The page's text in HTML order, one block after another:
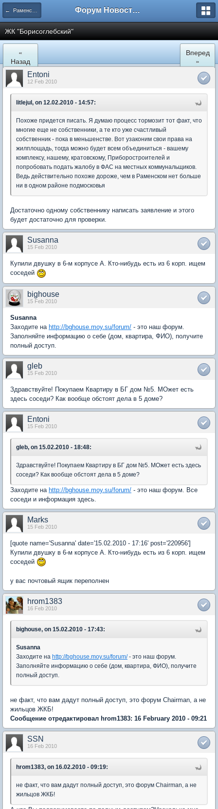
← Раменское Форум Новостройки
ЖК "Борисоглебский"
«
Назад
Вперед
»
Entoni
12 Feb 2010
litlejul, on 12.02.2010 - 14:57:
Похоже придется писать. Я думаю процесс тормозит тот факт, что
многие еще не собственники, а те кто уже счастливый
собственник - пока в меньшенстве. Вот узаконим свои права на
жилплощадь, тогда можно будет всем объединиться - вашему
комплексу, нашему, кратовскому, Приборостроителей и
попробовать подать жалобу в ФАС на местных коммунальщиков.
Ведь действительно похоже дороже, чем в Раменском нет больше
ни в одном районе подмосковья
Достаточно одному собственнику написать заявление и этого
будет достаточно для проверки.
Susanna
15 Feb 2010
Купили двушку в 6-м корпусе А. Кто-нибудь есть из 6 корп. ищем
соседей
bighouse
15 Feb 2010
Susanna
Заходите на http://bghouse.moy.su/forum/ - это наш форум.
Заполняйте информацию о себе (дом, квартира, ФИО), получите
полный доступ.
gleb
15 Feb 2010
Здравствуйте! Покупаем Квартиру в БГ дом №5. МОжет есть
здесь соседи? Как вообще обстоят дела в 5 доме?
Entoni
15 Feb 2010
gleb, on 15.02.2010 - 18:48:
Здравствуйте! Покупаем Квартиру в БГ дом №5. МОжет есть здесь
соседи? Как вообще обстоят дела в 5 доме?
Заходите на http://bghouse.moy.su/forum/ - это наш форум. Все
соседи и информация здесь.
Marks
15 Feb 2010
[quote name='Susanna' date='15.02.2010 - 17:16' post='220956']
Купили двушку в 6-м корпусе А. Кто-нибудь есть из 6 корп. ищем
соседей
у вас почтовый ящик переполнен
hrom1383
16 Feb 2010
bighouse, on 15.02.2010 - 17:43:
Susanna
Заходите на http://bghouse.moy.su/forum/- это наш форум.
Заполняйте информацию о себе (дом, квартира, ФИО), получите
полный доступ.
не факт, что вам дадут полный доступ, это форум Chairman, а не
жильцов ЖКБ!
Сообщение отредактировал hrom1383: 16 February 2010 - 09:21
SSN
16 Feb 2010
hrom1383, on 16.02.2010 - 09:19:
не факт, что вам дадут полный доступ, это форум Chairman, а не
жильцов ЖКБ!